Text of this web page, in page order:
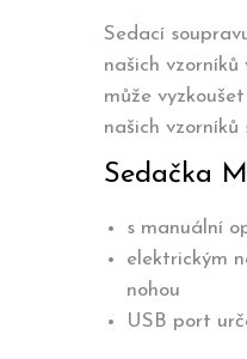
Sedací
našich
může
našich
Sedačka
s manuální
elektrickým
nohou
USB port